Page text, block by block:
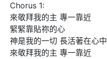
Chorus 1:
來敬拜我的主 專一靠近
緊緊靠貼祢的心
神是我的一切 長活著在心中
來敬拜我的主 專一靠近